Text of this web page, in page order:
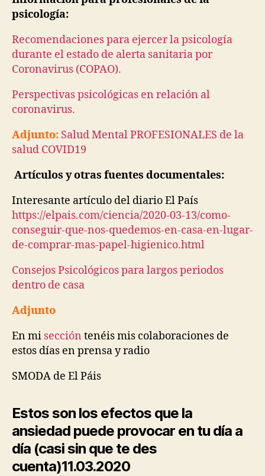
psicología:
Recomendaciones para ejercer la psicología
durante el estado de alerta sanitaria por
Coronavirus (COPAO).
Perspectivas psicológicas en relación al
coronavirus.
Adjunto: Salud Mental PROFESIONALES de la
salud COVID19
Artículos y otras fuentes documentales:
Interesante artículo del diario El País
https://elpais.com/ciencia/2020-03-13/como-
conseguir-que-nos-quedemos-en-casa-en-lugar-
de-comprar-mas-papel-higienico.html
Consejos Psicológicos para largos periodos
dentro de casa
Adjunto
En mi sección tenéis mis colaboraciones de
estos días en prensa y radio
SMODA de El Páis
Estos son los efectos que la
ansiedad puede provocar en tu día a
día (casi sin que te des
cuenta)11.03.2020